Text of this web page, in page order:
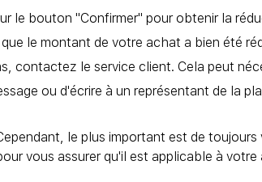
le bouton "Confirmer" pour obtenir la
le montant de votre achat a bien été
contactez le service client. Cela peut
ou d'écrire à un représentant de la
le plus important est de
vous assurer qu'il est applicable à